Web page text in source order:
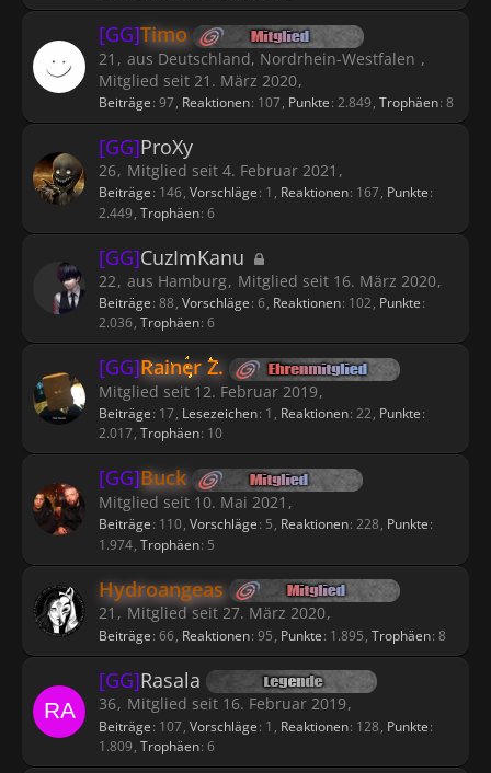
[GG]Timo
21
aus Deutschland, Nordrhein-Westfalen
Mitglied seit 21. März 2020
Beiträge 97 Reaktionen 107 Punkte 2.849 Trophäen 8
[GG]ProXy
26 Mitglied seit 4. Februar 2021
Beiträge 146 Vorschläge 1 Reaktionen 167 Punkte
2.449 Trophäen 6
[GG]CuzImKanu
22 aus Hamburg Mitglied seit 16. März 2020
Beiträge 88 Vorschläge 6 Reaktionen 102 Punkte
2.036 Trophäen 6
[GG]Rainer Z.
Mitglied seit 12. Februar 2019
Beiträge 17 Lesezeichen 1 Reaktionen 22 Punkte
2.017 Trophäen 10
[GG]Buck
Mitglied seit 10. Mai 2021
Beiträge 110 Vorschläge 5 Reaktionen 228 Punkte
1.974 Trophäen 5
Hydroangeas
21 Mitglied seit 27. März 2020
Beiträge 66 Reaktionen 95 Punkte 1.895 Trophäen 8
[GG]Rasala
36 Mitglied seit 16. Februar 2019
Beiträge 107 Vorschläge 1 Reaktionen 128 Punkte
1.809 Trophäen 6